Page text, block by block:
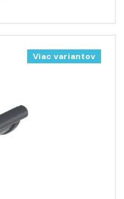
Viac variantov